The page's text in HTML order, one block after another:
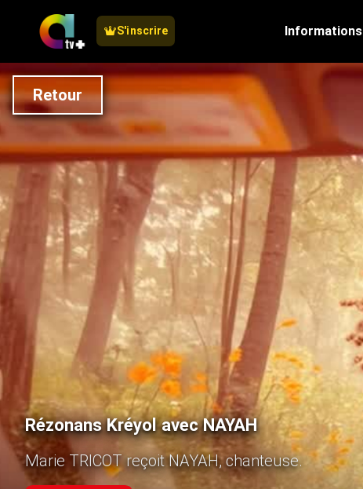
S'inscrire Informations
Retour
Rézonans Kréyol avec NAYAH
Marie TRICOT reçoit NAYAH, chanteuse.